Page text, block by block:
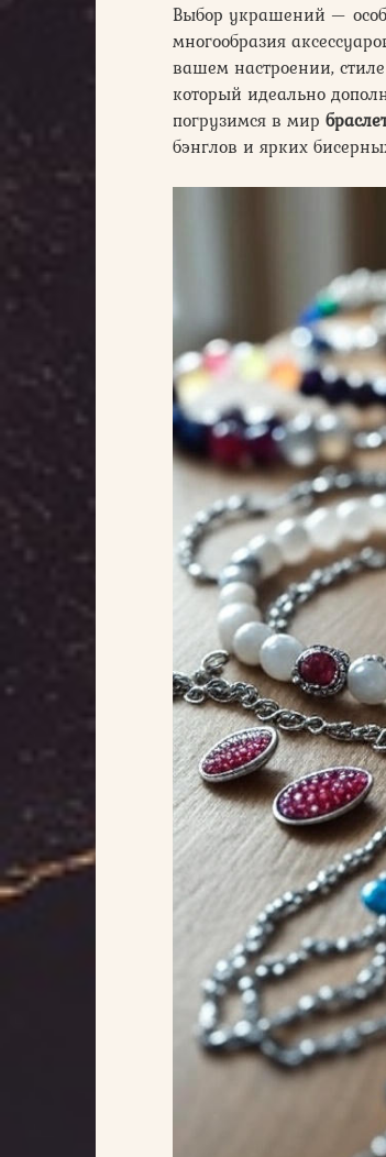
Выбор украшений —
многообразия
вашем настроении,
который идеально
погрузимся в мир
бэнглов и ярких